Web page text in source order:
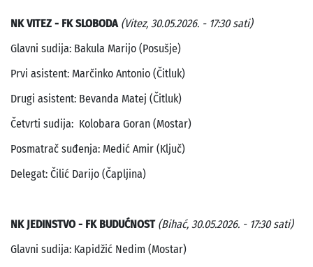
NK VITEZ - FK SLOBODA (Vitez, 30.05.2026. - 17:30 sati)
Glavni sudija: Bakula Marijo (Posušje)
Prvi asistent: Marčinko Antonio (Čitluk)
Drugi asistent: Bevanda Matej (Čitluk)
Četvrti sudija: Kolobara Goran (Mostar)
Posmatrač suđenja: Medić Amir (Ključ)
Delegat: Čilić Darijo (Čapljina)
NK JEDINSTVO - FK BUDUĆNOST (Bihać, 30.05.2026. - 17:30 sati)
Glavni sudija: Kapidžić Nedim (Mostar)